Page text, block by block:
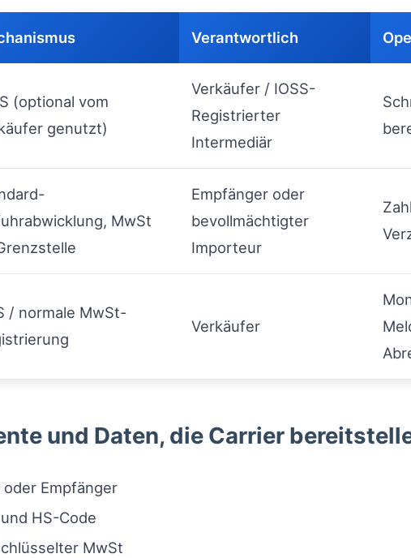
Verantwortlich
(optional vom
genutzt)
Verkäufer / IOSS-
Registrierter
Intermediär
MwSt
Empfänger oder
bevollmächtigter
Importeur
/ normale MwSt-
Verkäufer
und Daten, die Carrier
oder Empfänger
HS-Code
MwSt